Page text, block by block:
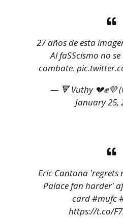
27 años de esta
Al faSScismo no
combate.
— 🔻 Vuthy 💔✊💜
January 25,
Eric Cantona 'regrets
Palace fan harder'
card#mufc
https://t.co/